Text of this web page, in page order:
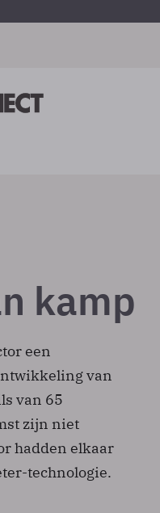
kamp
een
van
van 65
zijn niet
hadden elkaar
technologie.